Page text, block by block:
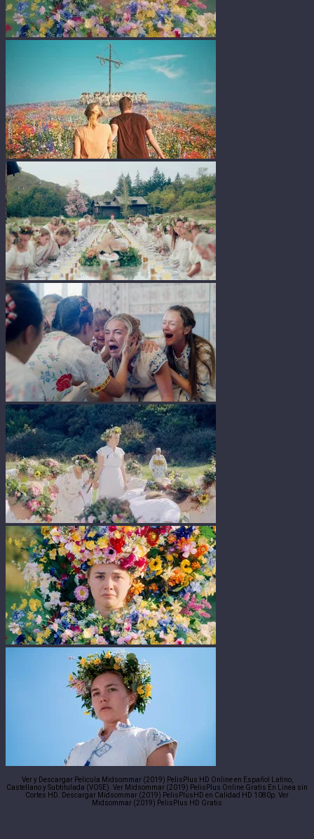
Ver y Descargar Pelicula Midsommar (2019) PelisPlus HD Online en Español Latino,
Castellano y Subtitulada (VOSE). Ver Midsommar (2019) PelisPlus Online Gratis En Linea sin
Cortes HD. Descargar Midsommar (2019) PelisPlusHD en Calidad HD 1080p. Ver
Midsommar (2019) PelisPlus HD Gratis